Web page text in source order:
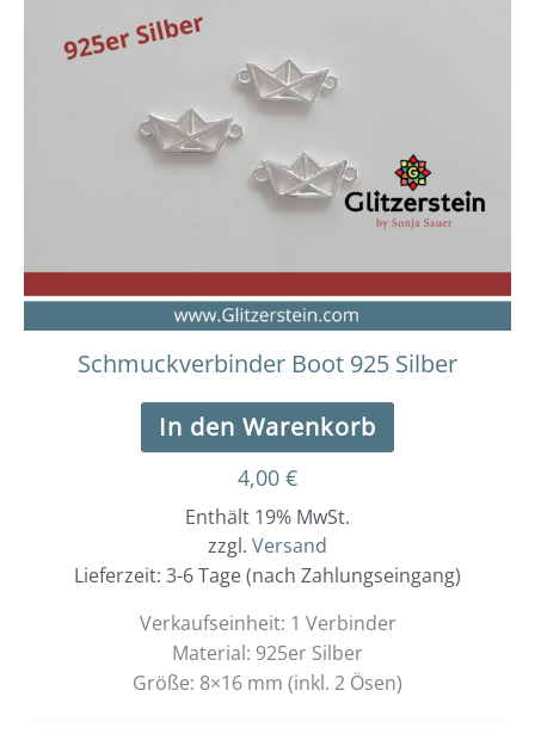
Schmuckverbinder Boot 925 Silber
In den Warenkorb
4,00 €
Enthält 19% MwSt.
zzgl. Versand
Lieferzeit: 3-6 Tage (nach Zahlungseingang)
Verkaufseinheit: 1 Verbinder
Material: 925er Silber
Größe: 8×16 mm (inkl. 2 Ösen)